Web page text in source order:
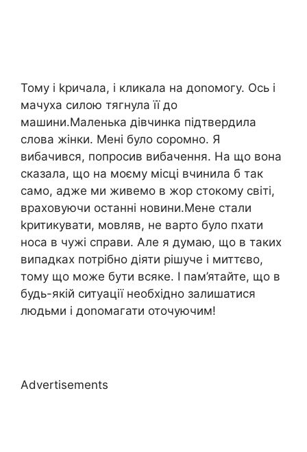
Тому і kричала, і кликала на доnомогу. Ось і
мачуха силою тягнула її до
машини.Маленька дівчинка підтвердила
слова жінки. Мені було соромно. Я
вибачився, попросив вибачення. На що вона
сказала, що на моєму місці вчинила б так
само, адже ми живемо в жор стокому світі,
враховуючи останні новини.Мене стали
kритикувати, мовляв, не варто було пхати
носа в чужі справи. Але я думаю, що в таких
випадках потрібно діяти рішуче і миттєво,
тому що може бути всяке. І пам’ятайте, що в
будь-якій ситуації необхідно залишатися
людьми і доnомагати оточуючим!
Advertisements